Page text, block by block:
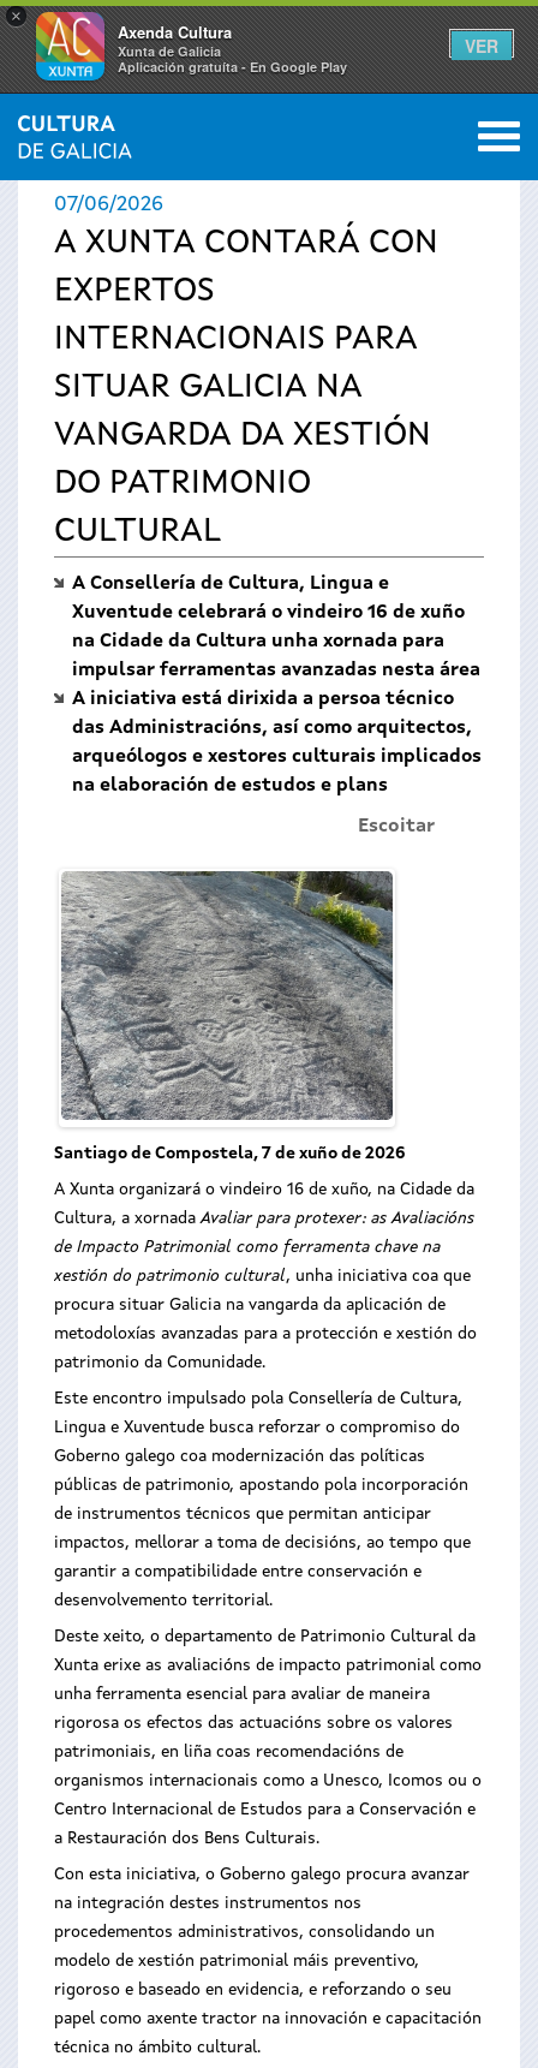
×
Axenda Cultura
Xunta de Galicia
Aplicación gratuíta - En Google Play
VER
Vostede
está
aquí
INICIO › ACTUALIDADE 0
07/06/2026
A XUNTA CONTARÁ CON
EXPERTOS
INTERNACIONAIS PARA
SITUAR GALICIA NA
VANGARDA DA XESTIÓN
DO PATRIMONIO
CULTURAL
A Consellería de Cultura, Lingua e
Xuventude celebrará o vindeiro 16 de xuño
na Cidade da Cultura unha xornada para
impulsar ferramentas avanzadas nesta área
A iniciativa está dirixida a persoa técnico
das Administracións, así como arquitectos,
arqueólogos e xestores culturais implicados
na elaboración de estudos e plans
Escoitar
Santiago de Compostela, 7 de xuño de 2026
A Xunta organizará o vindeiro 16 de xuño, na Cidade da
Cultura, a xornadaAvaliar para protexer: as Avaliacións
de Impacto Patrimonial como ferramenta chave na
xestión do patrimonio cultural, unha iniciativa coa que
procura situar Galicia na vangarda da aplicación de
metodoloxías avanzadas para a protección e xestión do
patrimonio da Comunidade.
Este encontro impulsado pola Consellería de Cultura,
Lingua e Xuventude busca reforzar o compromiso do
Goberno galego coa modernización das políticas
públicas de patrimonio, apostando pola incorporación
de instrumentos técnicos que permitan anticipar
impactos, mellorar a toma de decisións, ao tempo que
garantir a compatibilidade entre conservación e
desenvolvemento territorial.
Deste xeito, o departamento de Patrimonio Cultural da
Xunta erixe as avaliacións de impacto patrimonial como
unha ferramenta esencial para avaliar de maneira
rigorosa os efectos das actuacións sobre os valores
patrimoniais, en liña coas recomendacións de
organismos internacionais como a Unesco, Icomos ou o
Centro Internacional de Estudos para a Conservación e
a Restauración dos Bens Culturais.
Con esta iniciativa, o Goberno galego procura avanzar
na integración destes instrumentos nos
procedementos administrativos, consolidando un
modelo de xestión patrimonial máis preventivo,
rigoroso e baseado en evidencia, e reforzando o seu
papel como axente tractor na innovación e capacitación
técnica no ámbito cultural.